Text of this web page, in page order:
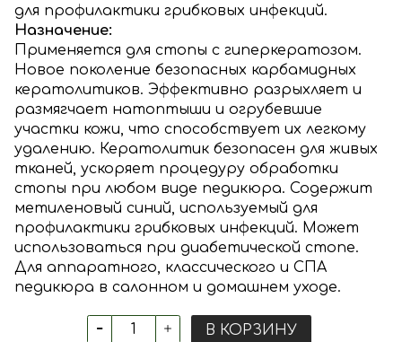
для профилактики грибковых инфекций.
Назначение:
Применяется для стопы с гиперкератозом.
Новое поколение безопасных карбамидных
кератолитиков. Эффективно разрыхляет и
размягчает натоптыши и огрубевшие
участки кожи, что способствует их легкому
удалению. Кератолитик безопасен для живых
тканей, ускоряет процедуру обработки
стопы при любом виде педикюра. Содержит
метиленовый синий, используемый для
профилактики грибковых инфекций. Может
использоваться при диабетической стопе.
Для аппаратного, классического и СПА
педикюра в салонном и домашнем уходе.
В КОРЗИНУ